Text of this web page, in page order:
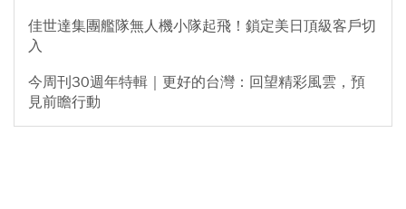
佳世達集團艦隊無人機小隊起飛！鎖定美日頂級客戶切
入
今周刊30週年特輯｜更好的台灣：回望精彩風雲，預
見前瞻行動